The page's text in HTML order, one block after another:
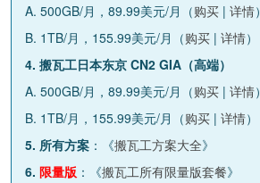
A. 500GB/月，89.99美元/月（购买 | 详情）
B. 1TB/月，155.99美元/月（购买 | 详情）
4. 搬瓦工日本东京 CN2 GIA（高端）
A. 500GB/月，89.99美元/月（购买 | 详情）
B. 1TB/月，155.99美元/月（购买 | 详情）
5. 所有方案 ：《搬瓦工方案大全》
6. 限量版 ：《搬瓦工所有限量版套餐》